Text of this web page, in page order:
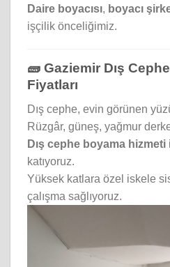
Daire boyacısı, boyacı
işçilik önceliğimiz.
🧱 Gaziemir Dış
Fiyatları
Dış cephe, evin görünen
Rüzgâr, güneş, yağmur
Dış cephe boyama hizmeti
katıyoruz.
Yüksek katlara özel iskele
çalışma sağlıyoruz.